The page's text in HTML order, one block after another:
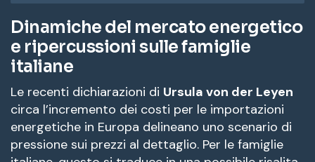
Dinamiche del mercato energetico
e ripercussioni sulle famiglie
italiane
Le recenti dichiarazioni di Ursula von der Leyen
circa l’incremento dei costi per le importazioni
energetiche in Europa delineano uno scenario di
pressione sui prezzi al dettaglio. Per le famiglie